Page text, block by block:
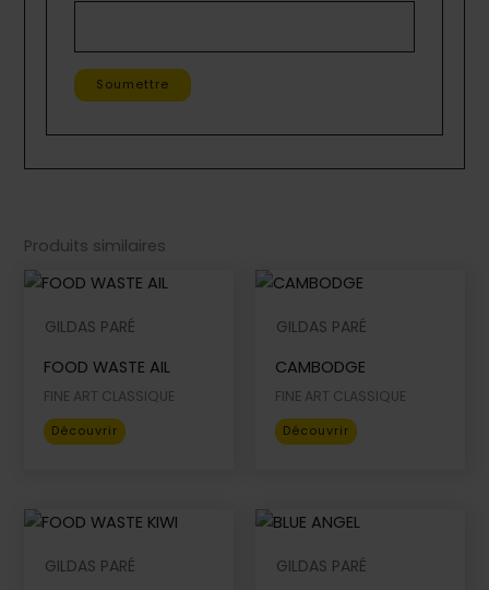
Produits similaires
GILDAS PARÉ
FOOD WASTE AIL
FINE ART CLASSIQUE
Découvrir Ce
variations.
Les
GILDAS PARÉ
CAMBODGE
FINE ART CLASSIQUE
Découvrir Ce
variations.
Les
GILDAS PARÉ
GILDAS PARÉ